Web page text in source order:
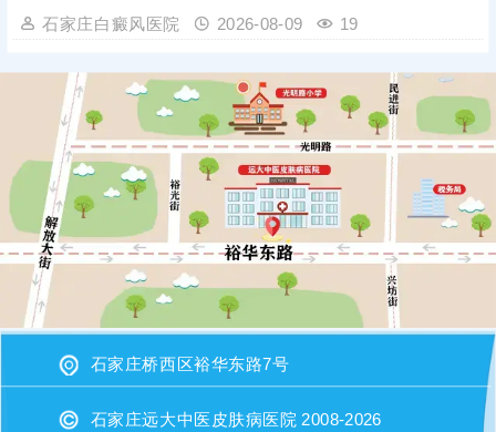
石家庄白癜风医院 2026-08-09 19
石家庄桥西区裕华东路7号
石家庄远大中医皮肤病医院 2008-2026